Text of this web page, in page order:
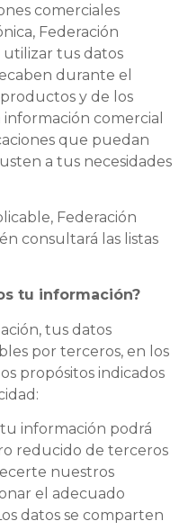
comerciales
Federación
tus datos
durante el
y de los
comercial
que puedan
a tus necesidades
Federación
consultará las listas
tu información?
tus datos
por terceros, en los
propósitos indicados
tu información podrá
reducido de terceros
nuestros
el adecuado
datos se comparten